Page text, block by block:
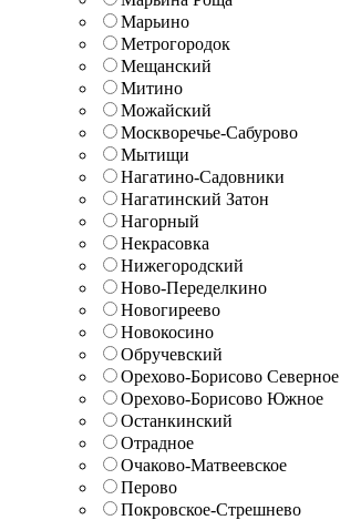
Марьино
Метрогородок
Мещанский
Митино
Можайский
Москворечье-Сабурово
Мытищи
Нагатино-Садовники
Нагатинский Затон
Нагорный
Некрасовка
Нижегородский
Ново-Переделкино
Новогиреево
Новокосино
Обручевский
Орехово-Борисово Северное
Орехово-Борисово Южное
Останкинский
Отрадное
Очаково-Матвеевское
Перово
Покровское-Стрешнево